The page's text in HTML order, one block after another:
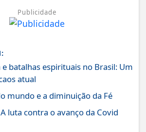
Publicidade
batalhas espirituais no Brasil: Um
atual
mundo e a diminuição da Fé
A luta contra o avanço da Covid